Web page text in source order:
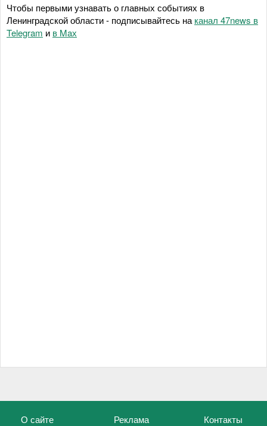
Чтобы первыми узнавать о главных событиях в
Ленинградской области - подписывайтесь на канал 47news в
Telegram и в Maх
О сайте Реклама Контакты